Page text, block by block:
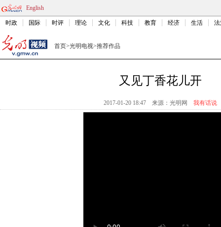
English
时政 国际 时评 理论 文化 科技 教育 经济 生活
首页>光明电视>推荐作品
又见丁香花儿开
2017-01-20 18:47 来源： 光明网 我有话说